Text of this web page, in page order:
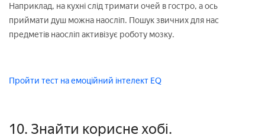
Наприклад, на кухні слід тримати очей в гостро, а ось
приймати душ можна наосліп. Пошук звичних для нас
предметів наосліп активізує роботу мозку.
Пройти тест на емоційний інтелект EQ
10. Знайти корисне хобі.